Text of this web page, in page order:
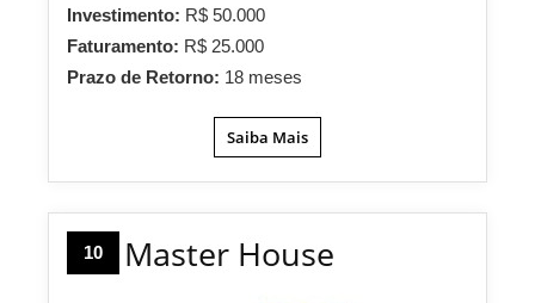
Investimento: R$ 50.000
Faturamento: R$ 25.000
Prazo de Retorno: 18 meses
Saiba Mais
10 Master House